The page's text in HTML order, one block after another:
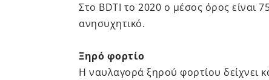
Στο BDTI το 2020 ο μέσος όρος είναι
ανησυχητικό.
Ξηρό φορτίο
Η ναυλαγορά ξηρού φορτίου δείχνει